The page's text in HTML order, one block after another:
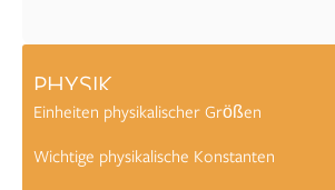
PHYSIK
Einheiten physikalischer Größen
Wichtige physikalische Konstanten